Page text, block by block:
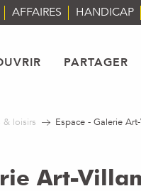
AFFAIRES HANDICAP
PARTAGER
& loisirs Espace - Galerie
Art-